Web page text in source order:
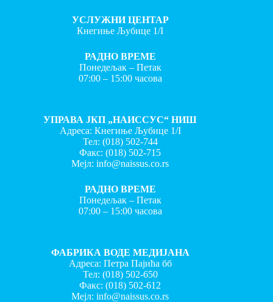
УСЛУЖНИ ЦЕНТАР
Кнегиње Љубице 1/I
РАДНО ВРЕМЕ
Понедељак – Петак
07:00 – 15:00 часова
УПРАВА ЈКП „НАИССУС“ НИШ
Адреса: Кнегиње Љубице 1/I
Тел: (018) 502-744
Факс:(018) 502-715
Мејл:info@naissus.co.rs
РАДНО ВРЕМЕ
Понедељак – Петак
07:00 – 15:00 часова
ФАБРИКА ВОДЕ МЕДИЈАНА
Адреса: Петра Пајића бб
Тел: (018) 502-650
Факс:(018) 502-612
Мејл:info@naissus.co.rs